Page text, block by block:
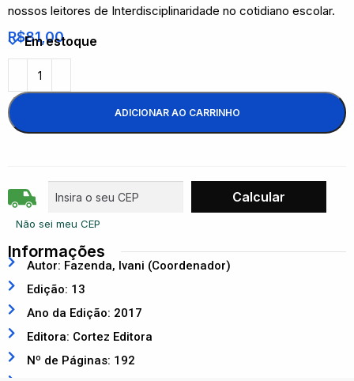
nossos leitores de Interdisciplinaridade no cotidiano escolar.
R$81,00
Em estoque
ADICIONAR AO CARRINHO
Não sei meu CEP
Informações
Autor: Fazenda, Ivani (Coordenador)
Edição: 13
Ano da Edição: 2017
Editora: Cortez Editora
Nº de Páginas: 192